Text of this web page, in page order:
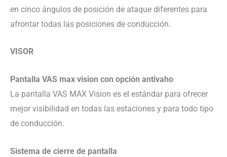
en cinco ángulos de posición de ataque diferentes para
afrontar todas las posiciones de conducción.
VISOR
Pantalla VAS max vision con opción antivaho
La pantalla VAS MAX Vision es el estándar para ofrecer
mejor visibilidad en todas las estaciones y para todo tipo
de conducción.
Sistema de cierre de pantalla